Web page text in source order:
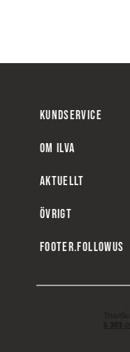
KUNDSERVICE
OM ILVA
AKTUELLT
ÖVRIGT
FOOTER.FOLLOWUS